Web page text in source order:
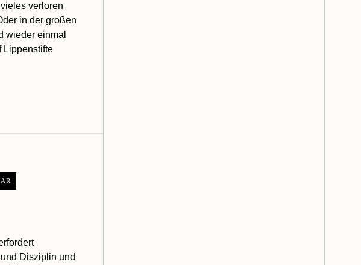
verloren
in der großen
wieder einmal
Lippenstifte
Disziplin und